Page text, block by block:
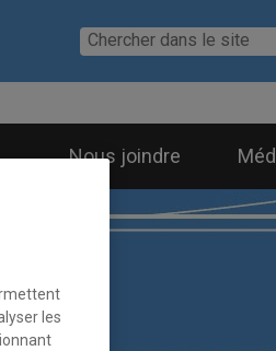
Nous joindre
les